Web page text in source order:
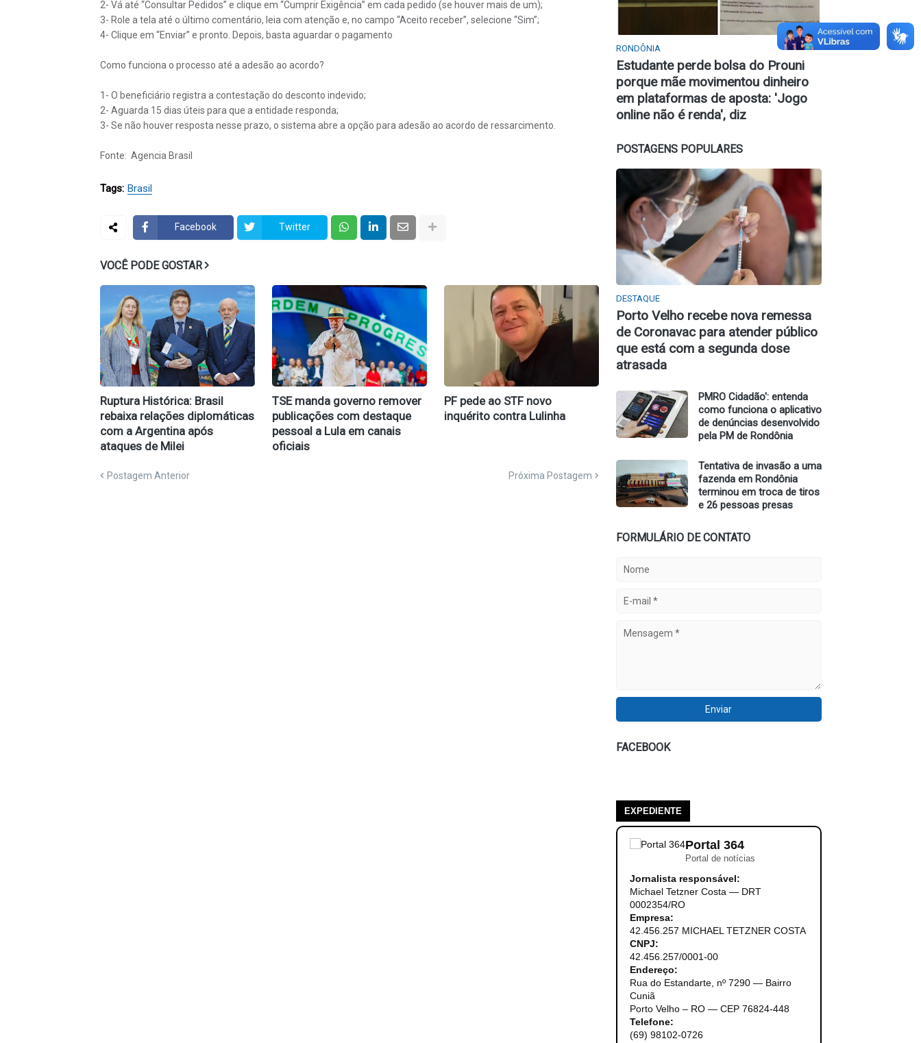
2- Vá até “Consultar Pedidos” e clique em “Cumprir Exigência” em cada pedido (se houver mais de um);
3- Role a tela até o último comentário, leia com atenção e, no campo “Aceito receber”, selecione “Sim”;
4- Clique em “Enviar” e pronto. Depois, basta aguardar o pagamento
Como funciona o processo até a adesão ao acordo?
1- O beneficiário registra a contestação do desconto indevido;
2- Aguarda 15 dias úteis para que a entidade responda;
3- Se não houver resposta nesse prazo, o sistema abre a opção para adesão ao acordo de ressarcimento.
Fonte: Agencia Brasil
Tags: Brasil
Facebook Twitter
VOCÊ PODE GOSTAR
Ruptura Histórica: Brasil
rebaixa relações diplomáticas
com a Argentina após
ataques de Milei
TSE manda governo remover
publicações com destaque
pessoal a Lula em canais
oficiais
PF pede ao STF novo
inquérito contra Lulinha
Postagem Anterior Próxima Postagem
RONDÔNIA
Estudante perde bolsa do Prouni
porque mãe movimentou dinheiro
em plataformas de aposta: 'Jogo
online não é renda', diz
POSTAGENS POPULARES
DESTAQUE
Porto Velho recebe nova remessa
de Coronavac para atender público
que está com a segunda dose
atrasada
PMRO Cidadão': entenda
como funciona o aplicativo
de denúncias desenvolvido
pela PM de Rondônia
Tentativa de invasão a uma
fazenda em Rondônia
terminou em troca de tiros
e 26 pessoas presas
FORMULÁRIO DE CONTATO
FACEBOOK
EXPEDIENTE
Portal 364
Portal de notícias
Jornalista responsável:
Michael Tetzner Costa — DRT
0002354/RO
Empresa:
42.456.257 MICHAEL TETZNER COSTA
CNPJ:
42.456.257/0001-00
Endereço:
Rua do Estandarte, nº 7290 — Bairro
Cuniã
Porto Velho – RO — CEP 76824-448
Telefone:
(69) 98102-0726